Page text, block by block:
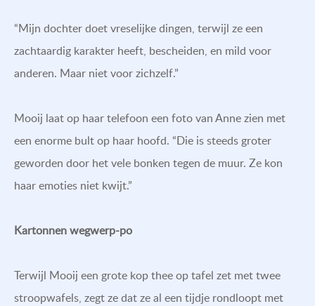
“Mijn dochter doet vreselijke dingen, terwijl ze een
zachtaardig karakter heeft, bescheiden, en mild voor
anderen. Maar niet voor zichzelf.”
Mooij laat op haar telefoon een foto van Anne zien met
een enorme bult op haar hoofd. “Die is steeds groter
geworden door het vele bonken tegen de muur. Ze kon
haar emoties niet kwijt.”
Kartonnen wegwerp-po
Terwijl Mooij een grote kop thee op tafel zet met twee
stroopwafels, zegt ze dat ze al een tijdje rondloopt met